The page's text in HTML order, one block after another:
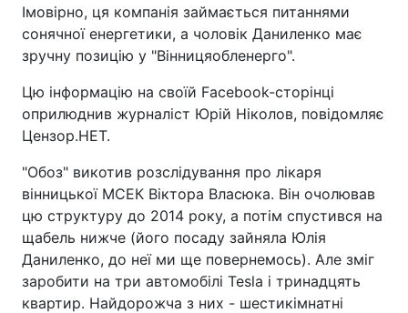
Імовірно, ця компанія займається питаннями
сонячної енергетики, а чоловік Даниленко має
зручну позицію у "Вінницяобленерго".
Цю інформацію на своїй Facebook-сторінці
оприлюднив журналіст Юрій Ніколов, повідомляє
Цензор.НЕТ.
"Обоз" викотив розслідування про лікаря
вінницької МСЕК Віктора Власюка. Він очолював
цю структуру до 2014 року, а потім спустився на
щабель нижче (його посаду зайняла Юлія
Даниленко, до неї ми ще повернемось). Але зміг
заробити на три автомобілі Tesla і тринадцять
квартир. Найдорожча з них - шестикімнатні